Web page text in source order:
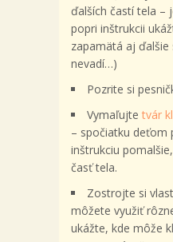
ďalších častí tela –
popri inštrukcii
zapamätá aj ďalšie
nevadí…)
Pozrite si
Vymaľujte tvár
– spočiatku deťom
inštrukciu
časť tela.
Zostrojte si
môžete využiť
ukážte, kde môže